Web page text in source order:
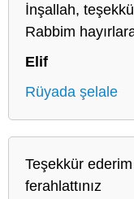
İnşallah,
Rabbim
Elif
Rüyada şelale
Teşekkür
ferahlattınız